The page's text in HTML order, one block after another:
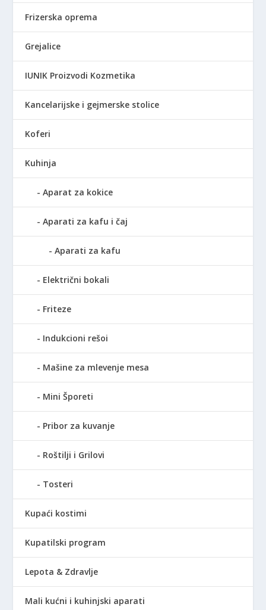
Frizerska oprema
Grejalice
IUNIK Proizvodi Kozmetika
Kancelarijske i gejmerske stolice
Koferi
Kuhinja
Aparat za kokice
Aparati za kafu i čaj
Aparati za kafu
Električni bokali
Friteze
Indukcioni rešoi
Mašine za mlevenje mesa
Mini Šporeti
Pribor za kuvanje
Roštilji i Grilovi
Tosteri
Kupaći kostimi
Kupatilski program
Lepota & Zdravlje
Mali kućni i kuhinjski aparati